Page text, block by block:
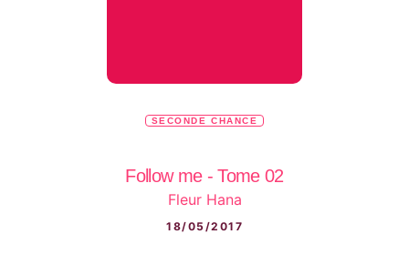
SECONDE CHANCE
Follow me - Tome 02
Fleur Hana
18/05/2017